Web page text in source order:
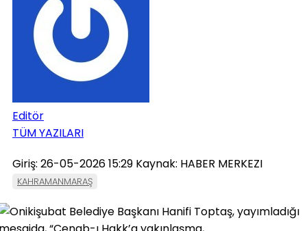
Editör
TÜM YAZILARI
Giriş: 26-05-2026 15:29 Kaynak: HABER MERKEZI
KAHRAMANMARAŞ